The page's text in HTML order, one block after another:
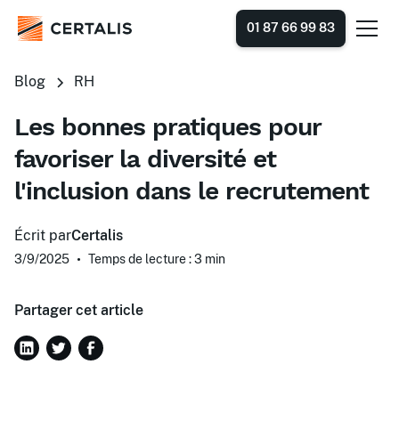
01 87 66 99 83
Blog RH
Les bonnes pratiques pour
favoriser la diversité et
l'inclusion dans le recrutement
Écrit parCertalis
3/9/2025 • Temps de lecture : 3 min
Partager cet article